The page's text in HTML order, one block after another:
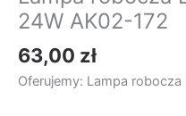
24W AK02-172
63,00 zł
Oferujemy: Lampa robocza